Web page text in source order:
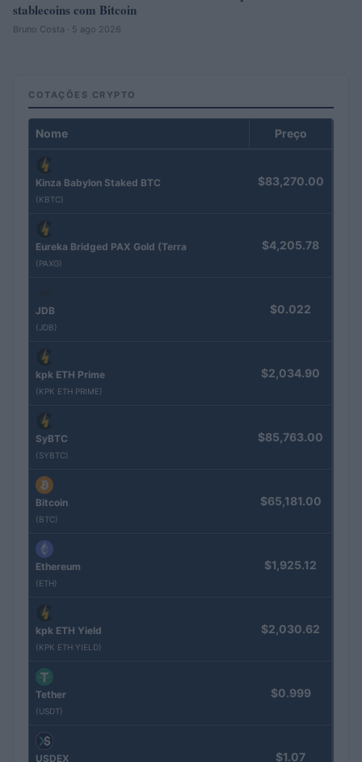
stablecoins com Bitcoin
Bruno Costa · 5 ago 2026
COTAÇÕES CRYPTO
Nome Preço
Kinza Babylon Staked BTC
(KBTC)
$83,270.00
Eureka Bridged PAX Gold (Terra
(PAXG)
$4,205.78
JDB
(JDB)
$0.022
kpk ETH Prime
(KPK ETH PRIME)
$2,034.90
SyBTC
(SYBTC)
$85,763.00
Bitcoin
(BTC)
$65,181.00
Ethereum
(ETH)
$1,925.12
kpk ETH Yield
(KPK ETH YIELD)
$2,030.62
Tether
(USDT)
$0.999
USDEX $1.07